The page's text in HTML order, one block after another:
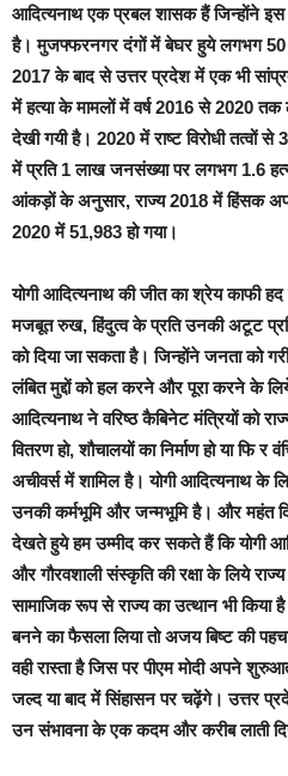
आदित्यनाथ एक प्रबल शासक हैं जिन्होंने इस
है। मुजफ्फरनगर दंगों में बेघर हुये लगभग 50
2017 के बाद से उत्तर प्रदेश में एक भी
में हत्या के मामलों में वर्ष 2016 से 2020 तक
देखी गयी है। 2020 में राष्ट विरोधी तत्वों
में प्रति 1 लाख जनसंख्या पर लगभग 1.6
आंकड़ों के अनुसार, राज्य 2018 में हिंसक
2020 में 51,983 हो गया।
योगी आदित्यनाथ की जीत का श्रेय काफी
मजबूत रुख, हिंदुत्व के प्रति उनकी अटूट
को दिया जा सकता है। जिन्होंने जनता को
लंबित मुद्दों को हल करने और पूरा करने के
आदित्यनाथ ने वरिष्ठ कैबिनेट मंत्रियों को
वितरण हो, शौचालयों का निर्माण हो या फि र
अचीवर्स में शामिल है। योगी आदित्यनाथ के
उनकी कर्मभूमि और जन्मभूमि है। और महंत
देखते हुये हम उम्मीद कर सकते हैं कि योगी
और गौरवशाली संस्कृति की रक्षा के लिये
सामाजिक रूप से राज्य का उत्थान भी किया
बनने का फैसला लिया तो अजय बिष्ट की
वही रास्ता है जिस पर पीएम मोदी अपने
जल्द या बाद में सिंहासन पर चढ़ेंगे। उत्तर
उन संभावना के एक कदम और करीब लाती